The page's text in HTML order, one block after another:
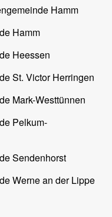
Hamm
Hamm
Heessen
St. Victor Herringen
Mark-Westtünnen
Pelkum-
Sendenhorst
Werne an der Lippe